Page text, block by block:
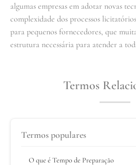
algumas empresas em adotar novas
complexidade dos processos
para pequenos fornecedores, que
estrutura necessária para atender a
Termos
Termos populares
O que é Tempo de Preparação